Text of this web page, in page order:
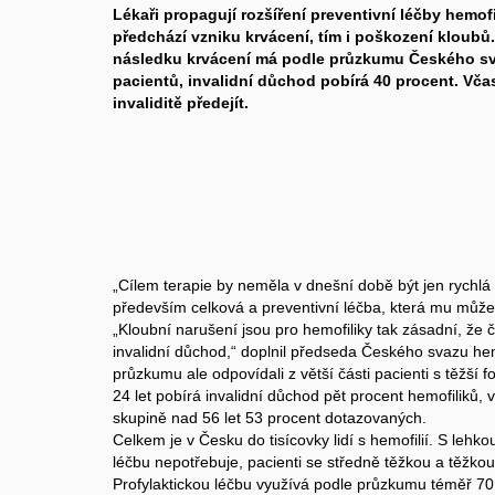
Lékaři propagují rozšíření preventivní léčby
předchází vzniku krvácení, tím i poškození
následku krvácení má podle průzkumu Českého
pacientů, invalidní důchod pobírá 40 procent.
invaliditě předejít.
„Cílem terapie by neměla v dnešní době být jen
především celková a preventivní léčba, která mu
„Kloubní narušení jsou pro hemofiliky tak zásadní,
invalidní důchod,“ doplnil předseda Českého svazu
průzkumu ale odpovídali z větší části pacienti s těžší
24 let pobírá invalidní důchod pět procent hemofiliků,
skupině nad 56 let 53 procent dotazovaných.
Celkem je v Česku do tisícovky lidí s hemofilií. S
léčbu nepotřebuje, pacienti se středně těžkou a
Profylaktickou léčbu využívá podle průzkumu téměř